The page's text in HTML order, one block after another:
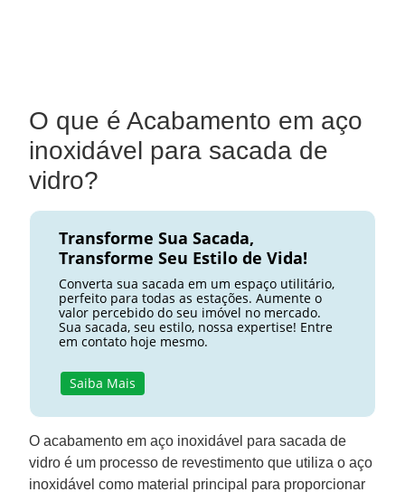
O que é Acabamento em aço
inoxidável para sacada de
vidro?
Transforme Sua Sacada,
Transforme Seu Estilo de Vida!
Converta sua sacada em um espaço utilitário,
perfeito para todas as estações. Aumente o
valor percebido do seu imóvel no mercado.
Sua sacada, seu estilo, nossa expertise! Entre
em contato hoje mesmo.
Saiba Mais
O acabamento em aço inoxidável para sacada de
vidro é um processo de revestimento que utiliza o aço
inoxidável como material principal para proporcionar